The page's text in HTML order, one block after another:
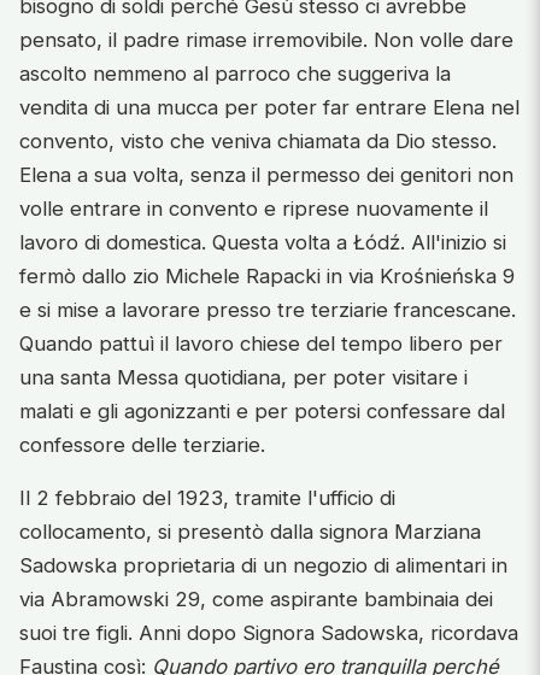
bisogno di soldi perché Gesù stesso ci avrebbe
pensato, il padre rimase irremovibile. Non volle dare
ascolto nemmeno al parroco che suggeriva la
vendita di una mucca per poter far entrare Elena nel
convento, visto che veniva chiamata da Dio stesso.
Elena a sua volta, senza il permesso dei genitori non
volle entrare in convento e riprese nuovamente il
lavoro di domestica. Questa volta a Łódź. All'inizio si
fermò dallo zio Michele Rapacki in via Krośnieńska 9
e si mise a lavorare presso tre terziarie francescane.
Quando pattuì il lavoro chiese del tempo libero per
una santa Messa quotidiana, per poter visitare i
malati e gli agonizzanti e per potersi confessare dal
confessore delle terziarie.
Il 2 febbraio del 1923, tramite l'ufficio di
collocamento, si presentò dalla signora Marziana
Sadowska proprietaria di un negozio di alimentari in
via Abramowski 29, come aspirante bambinaia dei
suoi tre figli. Anni dopo Signora Sadowska, ricordava
Faustina così: Quando partivo ero tranquilla perché